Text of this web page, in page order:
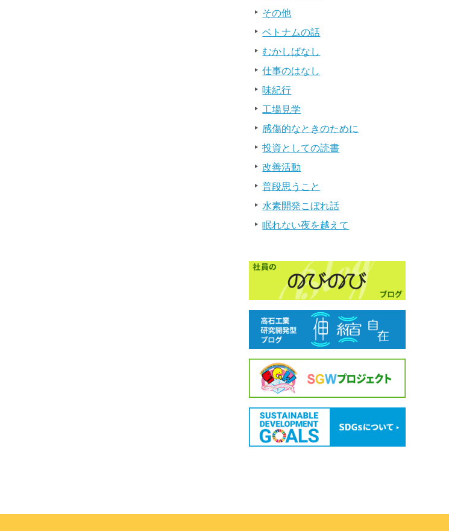
その他
ベトナムの話
むかしばなし
仕事のはなし
味紀行
工場見学
感傷的なときのために
投資としての読書
改善活動
普段思うこと
水素開発こぼれ話
眠れない夜を越えて